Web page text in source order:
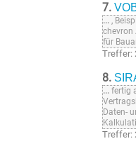
7.
... ,
chevron
für
Treffer:
8.
... fertig
Daten-
Treffer: